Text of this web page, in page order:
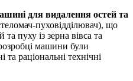
для видалення остей та
пуховідділювач), що
пуху із зерна вівса та
машини були
раціональні технічні